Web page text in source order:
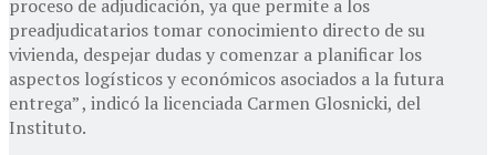
proceso de adjudicación, ya que permite a los
preadjudicatarios tomar conocimiento directo de su
vivienda, despejar dudas y comenzar a planificar los
aspectos logísticos y económicos asociados a la futura
entrega” , indicó la licenciada Carmen Glosnicki, del
Instituto.